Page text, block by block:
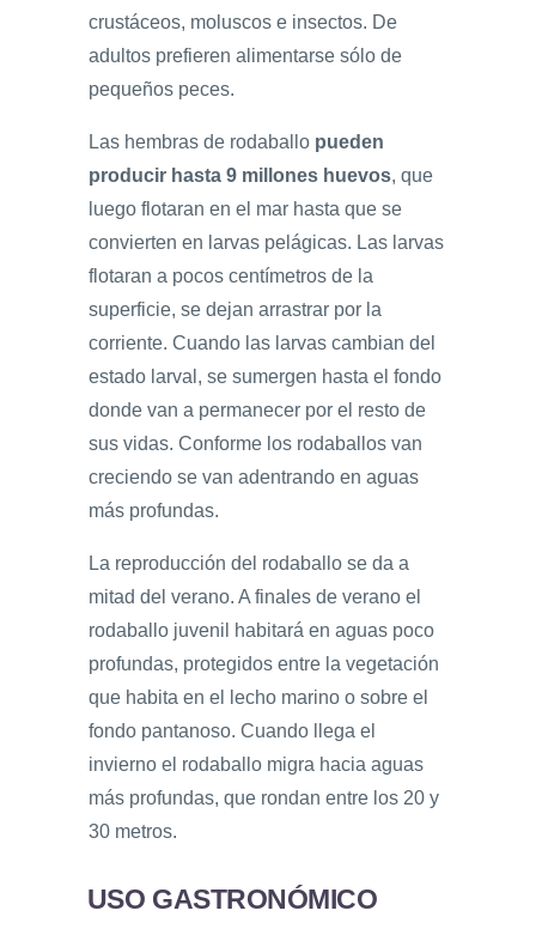
crustáceos, moluscos e insectos. De
adultos prefieren alimentarse sólo de
pequeños peces.
Las hembras de rodaballo pueden
producir hasta 9 millones huevos, que
luego flotaran en el mar hasta que se
convierten en larvas pelágicas. Las larvas
flotaran a pocos centímetros de la
superficie, se dejan arrastrar por la
corriente. Cuando las larvas cambian del
estado larval, se sumergen hasta el fondo
donde van a permanecer por el resto de
sus vidas. Conforme los rodaballos van
creciendo se van adentrando en aguas
más profundas.
La reproducción del rodaballo se da a
mitad del verano. A finales de verano el
rodaballo juvenil habitará en aguas poco
profundas, protegidos entre la vegetación
que habita en el lecho marino o sobre el
fondo pantanoso. Cuando llega el
invierno el rodaballo migra hacia aguas
más profundas, que rondan entre los 20 y
30 metros.
USO GASTRONÓMICO